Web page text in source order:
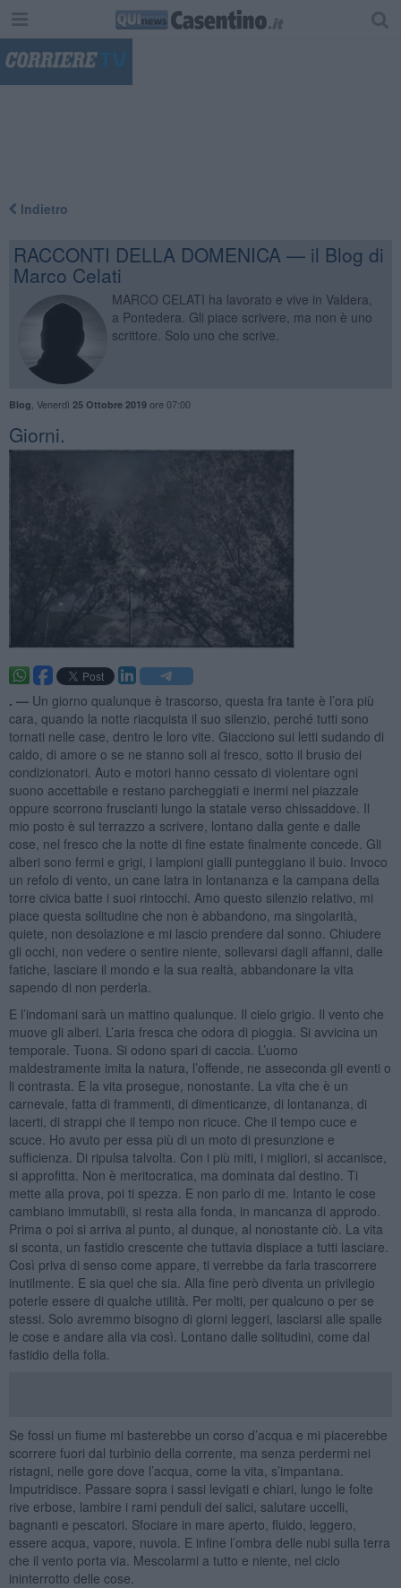
Indietro
RACCONTI DELLA DOMENICA — il Blog di
Marco Celati
MARCO CELATI ha lavorato e vive in Valdera,
a Pontedera. Gli piace scrivere, ma non è uno
scrittore. Solo uno che scrive.
Blog Venerdì 25 Ottobre 2019ore 07:00
Giorni.
. — Un giorno qualunque è trascorso, questa fra tante è l’ora più
cara, quando la notte riacquista il suo silenzio, perché tutti sono
tornati nelle case, dentro le loro vite. Giacciono sui letti sudando di
caldo, di amore o se ne stanno soli al fresco, sotto il brusio dei
condizionatori. Auto e motori hanno cessato di violentare ogni
suono accettabile e restano parcheggiati e inermi nel piazzale
oppure scorrono fruscianti lungo la statale verso chissaddove. Il
mio posto è sul terrazzo a scrivere, lontano dalla gente e dalle
cose, nel fresco che la notte di fine estate finalmente concede. Gli
alberi sono fermi e grigi, i lampioni gialli punteggiano il buio. Invoco
un refolo di vento, un cane latra in lontananza e la campana della
torre civica batte i suoi rintocchi. Amo questo silenzio relativo, mi
piace questa solitudine che non è abbandono, ma singolarità,
quiete, non desolazione e mi lascio prendere dal sonno. Chiudere
gli occhi, non vedere o sentire niente, sollevarsi dagli affanni, dalle
fatiche, lasciare il mondo e la sua realtà, abbandonare la vita
sapendo di non perderla.
E l’indomani sarà un mattino qualunque. Il cielo grigio. Il vento che
muove gli alberi. L’aria fresca che odora di pioggia. Si avvicina un
temporale. Tuona. Si odono spari di caccia. L’uomo
maldestramente imita la natura, l’offende, ne asseconda gli eventi o
li contrasta. E la vita prosegue, nonostante. La vita che è un
carnevale, fatta di frammenti, di dimenticanze, di lontananza, di
lacerti, di strappi che il tempo non ricuce. Che il tempo cuce e
scuce. Ho avuto per essa più di un moto di presunzione e
sufficienza. Di ripulsa talvolta. Con i più miti, i migliori, si accanisce,
si approfitta. Non è meritocratica, ma dominata dal destino. Ti
mette alla prova, poi ti spezza. E non parlo di me. Intanto le cose
cambiano immutabili, si resta alla fonda, in mancanza di approdo.
Prima o poi si arriva al punto, al dunque, al nonostante ciò. La vita
si sconta, un fastidio crescente che tuttavia dispiace a tutti lasciare.
Così priva di senso come appare, ti verrebbe da farla trascorrere
inutilmente. E sia quel che sia. Alla fine però diventa un privilegio
poterle essere di qualche utilità. Per molti, per qualcuno o per se
stessi. Solo avremmo bisogno di giorni leggeri, lasciarsi alle spalle
le cose e andare alla via così. Lontano dalle solitudini, come dal
fastidio della folla.
Se fossi un fiume mi basterebbe un corso d’acqua e mi piacerebbe
scorrere fuori dal turbinio della corrente, ma senza perdermi nei
ristagni, nelle gore dove l’acqua, come la vita, s’impantana.
Imputridisce. Passare sopra i sassi levigati e chiari, lungo le folte
rive erbose, lambire i rami penduli dei salici, salutare uccelli,
bagnanti e pescatori. Sfociare in mare aperto, fluido, leggero,
essere acqua, vapore, nuvola. E infine l’ombra delle nubi sulla terra
che il vento porta via. Mescolarmi a tutto e niente, nel ciclo
ininterrotto delle cose.